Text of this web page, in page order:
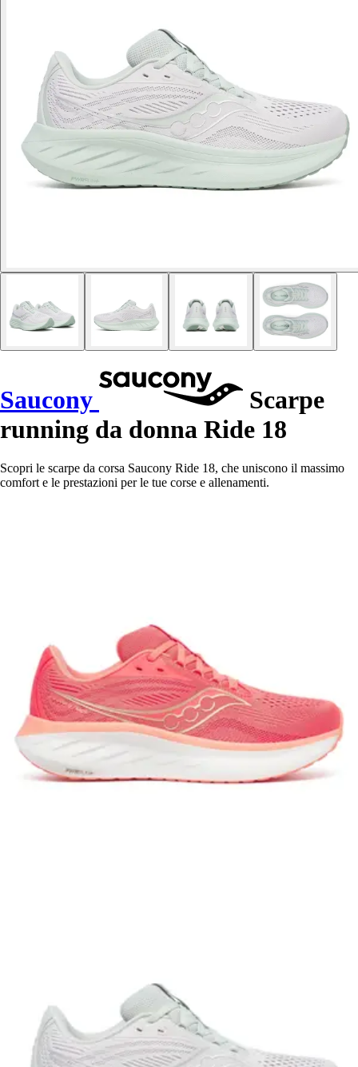
Saucony
Scarpe
running da donna Ride 18
Scopri le scarpe da corsa Saucony Ride 18, che uniscono il massimo
comfort e le prestazioni per le tue corse e allenamenti.